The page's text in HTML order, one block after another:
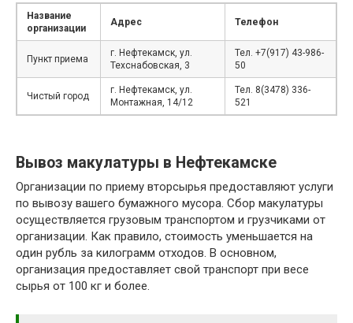
Название
организации
Адрес Телефон
Пункт приема
г. Нефтекамск, ул.
Техснабовская, 3
Тел. +7(917) 43-986-
50
Чистый город
г. Нефтекамск, ул.
Монтажная, 14/12
Тел. 8(3478) 336-
521
Вывоз макулатуры в Нефтекамске
Организации по приему вторсырья предоставляют услуги
по вывозу вашего бумажного мусора. Сбор макулатуры
осуществляется грузовым транспортом и грузчиками от
организации. Как правило, стоимость уменьшается на
один рубль за килограмм отходов. В основном,
организация предоставляет свой транспорт при весе
сырья от 100 кг и более.